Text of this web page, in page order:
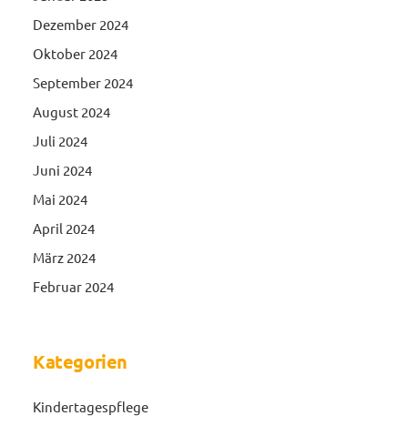
Dezember 2024
Oktober 2024
September 2024
August 2024
Juli 2024
Juni 2024
Mai 2024
April 2024
März 2024
Februar 2024
Kategorien
Kindertagespflege